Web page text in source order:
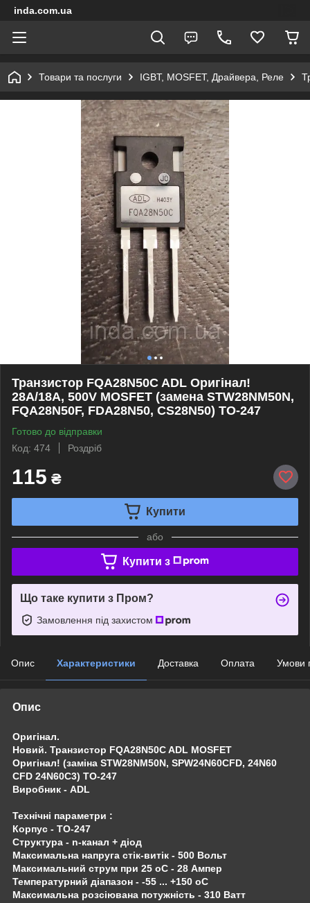
inda.com.ua
Товари та послуги IGBT, MOSFET, Драйвера, Реле
Транзистор FQA28N50C ADL Оригінал!
28A/18A, 500V MOSFET (замена STW28NM50N,
FQA28N50F, FDA28N50, CS28N50) TO-247
Готово до відправки
Код: 474
Роздріб
115 ₴
Купити
або
Купити з
Що таке купити з Пром?
Замовлення під захистом
Опис Характеристики Доставка Оплата Умови
Опис
Оригінал.
Новий. Транзистор FQA28N50C ADL MOSFET
Оригінал! (заміна STW28NM50N, SPW24N60CFD, 24N60
CFD 24N60C3) TO-247
Виробник - ADL
Технічні параметри :
Корпус - TO-247
Структура - n-канал + діод
Максимальна напруга стік-витік - 500 Вольт
Максимальний струм при 25 oC - 28 Ампер
Температурний діапазон - -55 ... +150 oC
Максимальна розсіювана потужність - 310 Ватт